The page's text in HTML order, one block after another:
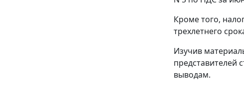
Кроме того,
трехлетнего
Изучив
представителей
выводам.